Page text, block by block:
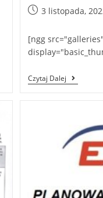
3 listopada,
[ngg
Czytaj Dalej